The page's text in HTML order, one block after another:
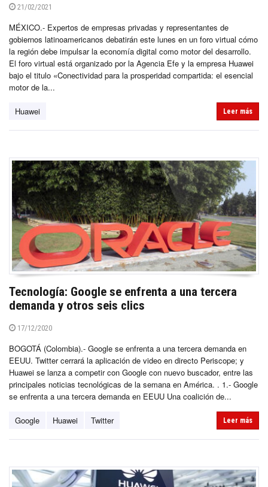
21/02/2021
MÉXICO.- Expertos de empresas privadas y representantes de
gobiernos latinoamericanos debatirán este lunes en un foro virtual cómo
la región debe impulsar la economía digital como motor del desarrollo.
El foro virtual está organizado por la Agencia Efe y la empresa Huawei
bajo el titulo «Conectividad para la prosperidad compartida: el esencial
motor de la...
Huawei Leer más
Tecnología: Google se enfrenta a una tercera
demanda y otros seis clics
17/12/2020
BOGOTÁ (Colombia).- Google se enfrenta a una tercera demanda en
EEUU. Twitter cerrará la aplicación de video en directo Periscope; y
Huawei se lanza a competir con Google con nuevo buscador, entre las
principales noticias tecnológicas de la semana en América. . 1.- Google
se enfrenta a una tercera demanda en EEUU Una coalición de...
Google Huawei Twitter Leer más